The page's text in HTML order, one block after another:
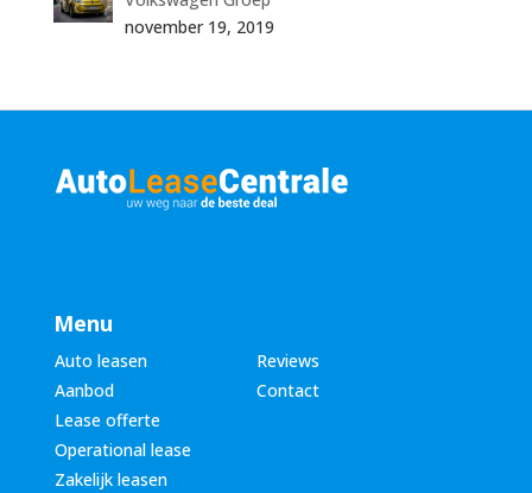
november 19, 2019
Menu
Auto leasen
Reviews
Aanbod
Contact
Lease offerte
Operational lease
Zakelijk leasen